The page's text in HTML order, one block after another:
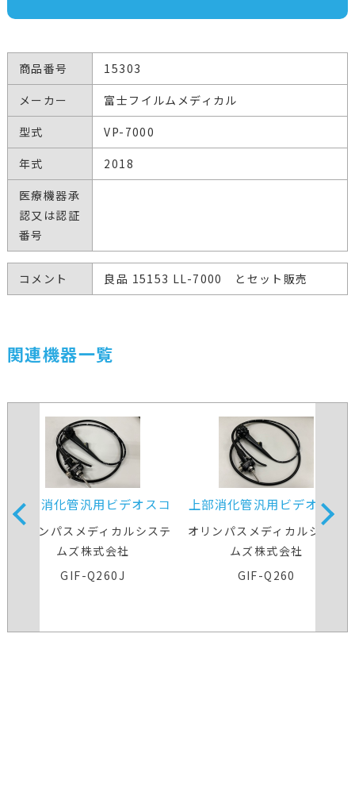
商品番号
15303
メーカー
富士フイルムメディカル
型式
VP-7000
年式
2018
医療機器承
認又は認証
番号
コメント 良品 15153 LL-7000 とセット販売
関連機器一覧
上部消化管汎用ビデオスコ
ープ
オリンパスメディカルシステ
ムズ株式会社
GIF-Q260J
上部消化管汎用ビデオスコ
ープ
オリンパスメディカルシステ
ムズ株式会社
GIF-Q260